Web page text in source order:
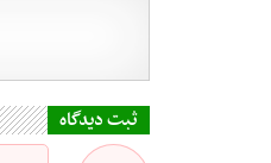
ثبت دیدگاه